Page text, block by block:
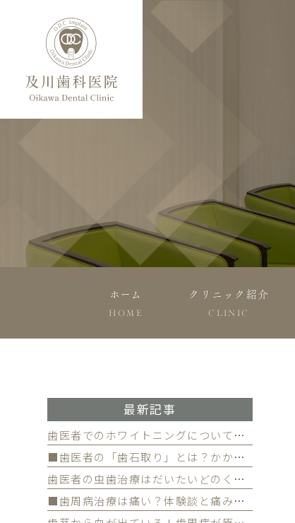
ホーム
HOME
クリニック紹介
CLINIC
最新記事
歯医者でのホワイトニングについて徹底解
■歯医者の「歯石取り」とは？かかる費用について
歯医者の虫歯治療はだいたいどのくらい期間かかる？
■歯周病治療は痛い？体験談と痛みを軽減する方法